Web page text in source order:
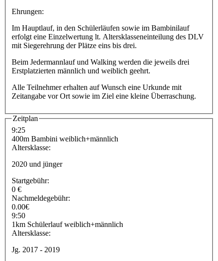
Ehrungen:
Im Hauptlauf, in den Schülerläufen sowie im Bambinilauf
erfolgt eine Einzelwertung lt. Altersklasseneinteilung des DLV
mit Siegerehrung der Plätze eins bis drei.
Beim Jedermannlauf und Walking werden die jeweils drei
Erstplatzierten männlich und weiblich geehrt.
Alle Teilnehmer erhalten auf Wunsch eine Urkunde mit
Zeitangabe vor Ort sowie im Ziel eine kleine Überraschung.
Zeitplan
9:25
400m Bambini weiblich+männlich
Altersklasse:
2020 und jünger
Startgebühr:
0 €
Nachmeldegebühr:
0.00€
9:50
1km Schülerlauf weiblich+männlich
Altersklasse:
Jg. 2017 - 2019